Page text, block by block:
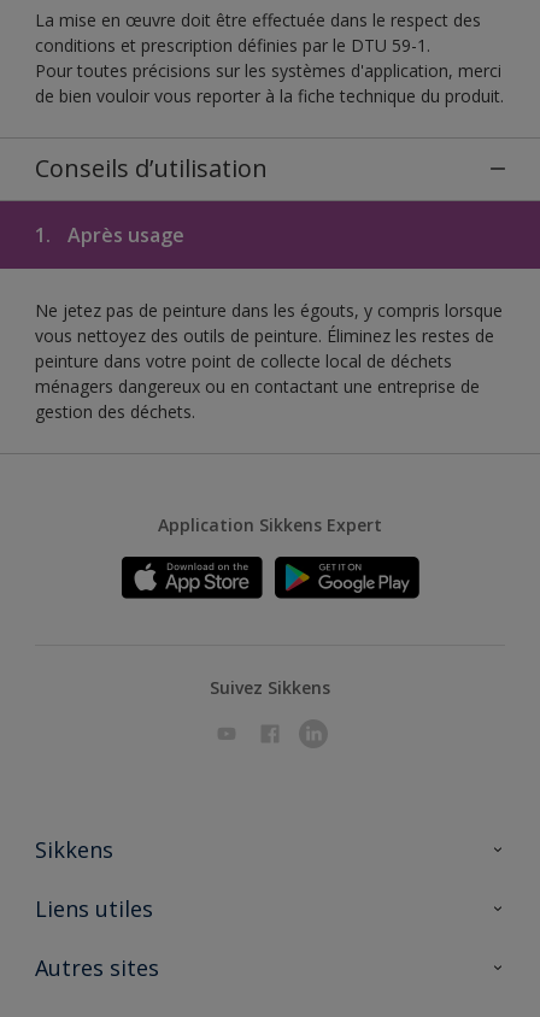
La mise en œuvre doit être effectuée dans le respect des
conditions et prescription définies par le DTU 59-1.
Pour toutes précisions sur les systèmes d'application, merci
de bien vouloir vous reporter à la fiche technique du produit.
Conseils d’utilisation
1. Après usage
Ne jetez pas de peinture dans les égouts, y compris lorsque
vous nettoyez des outils de peinture. Éliminez les restes de
peinture dans votre point de collecte local de déchets
ménagers dangereux ou en contactant une entreprise de
gestion des déchets.
Application Sikkens Expert
Suivez Sikkens
Sikkens
A propos de Sikkens
Liens utiles
Ouvrir un magasin PASS
Autres sites